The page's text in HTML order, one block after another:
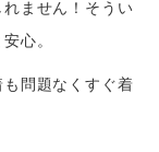
ません！そうい
心。
問題なくすぐ着